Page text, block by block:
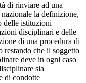
di rinviare ad una
la definizione,
delle istituzioni
disciplinari e delle
di una procedura di
che il soggetto
deve in ogni caso
sia
di condotte